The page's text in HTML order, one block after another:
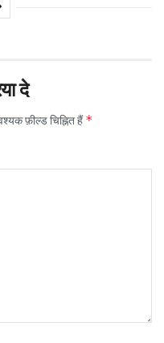
दे
फ़ील्ड चिह्नित हैं*